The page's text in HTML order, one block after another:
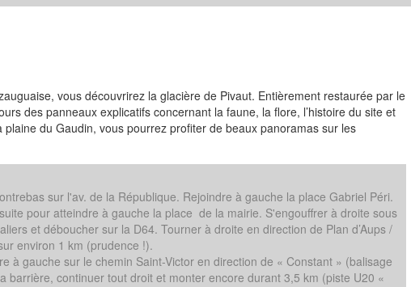
vous découvrirez la glacière de Pivaut. Entièrement restaurée par le
des panneaux explicatifs concernant la faune, la flore, l’histoire du site et
du Gaudin, vous pourrez profiter de beaux panoramas sur les
sur l'av. de la République. Rejoindre à gauche la place Gabriel Péri.
pour atteindre à gauche la place de la mairie. S'engouffrer à droite sous
et déboucher sur la D64. Tourner à droite en direction de Plan d’Aups /
environ 1 km (prudence !).
à gauche sur le chemin Saint-Victor en direction de « Constant » (balisage
barrière, continuer tout droit et monter encore durant 3,5 km (piste U20 «